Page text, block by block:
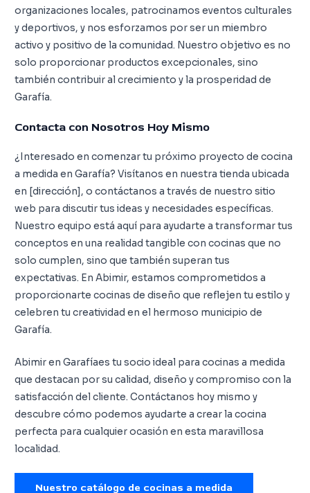
organizaciones locales, patrocinamos eventos culturales
y deportivos, y nos esforzamos por ser un miembro
activo y positivo de la comunidad. Nuestro objetivo es no
solo proporcionar productos excepcionales, sino
también contribuir al crecimiento y la prosperidad de
Garafía.
Contacta con Nosotros Hoy Mismo
¿Interesado en comenzar tu próximo proyecto de cocina
a medida en Garafía? Visítanos en nuestra tienda ubicada
en [dirección], o contáctanos a través de nuestro sitio
web para discutir tus ideas y necesidades específicas.
Nuestro equipo está aquí para ayudarte a transformar tus
conceptos en una realidad tangible con cocinas que no
solo cumplen, sino que también superan tus
expectativas. En Abimir, estamos comprometidos a
proporcionarte cocinas de diseño que reflejen tu estilo y
celebren tu creatividad en el hermoso municipio de
Garafía.
Abimir en Garafíaes tu socio ideal para cocinas a medida
que destacan por su calidad, diseño y compromiso con la
satisfacción del cliente. Contáctanos hoy mismo y
descubre cómo podemos ayudarte a crear la cocina
perfecta para cualquier ocasión en esta maravillosa
localidad.
Nuestro catálogo de cocinas a medida